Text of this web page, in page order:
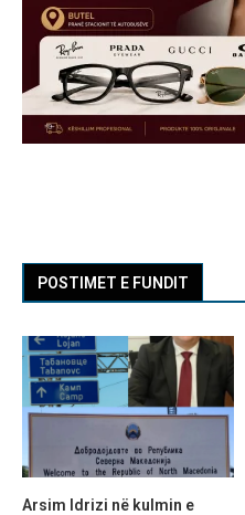
POSTIMET E FUNDIT
Arsim Idrizi në kulmin e